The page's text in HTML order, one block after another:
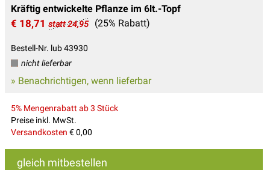
Kräftig entwickelte Pflanze im 6lt.-Topf
€ 18,71 statt 24,95 (25% Rabatt)
Bestell-Nr. lub 43930
nicht lieferbar
» Benachrichtigen, wenn lieferbar
5% Mengenrabatt ab 3 Stück
Preise inkl. MwSt.
Versandkosten € 0,00
gleich mitbestellen